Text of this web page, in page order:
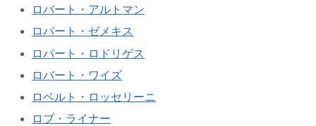
ロバート・アルトマン
ロバート・ゼメキス
ロバート・ロドリゲス
ロバート・ワイズ
ロベルト・ロッセリーニ
ロブ・ライナー